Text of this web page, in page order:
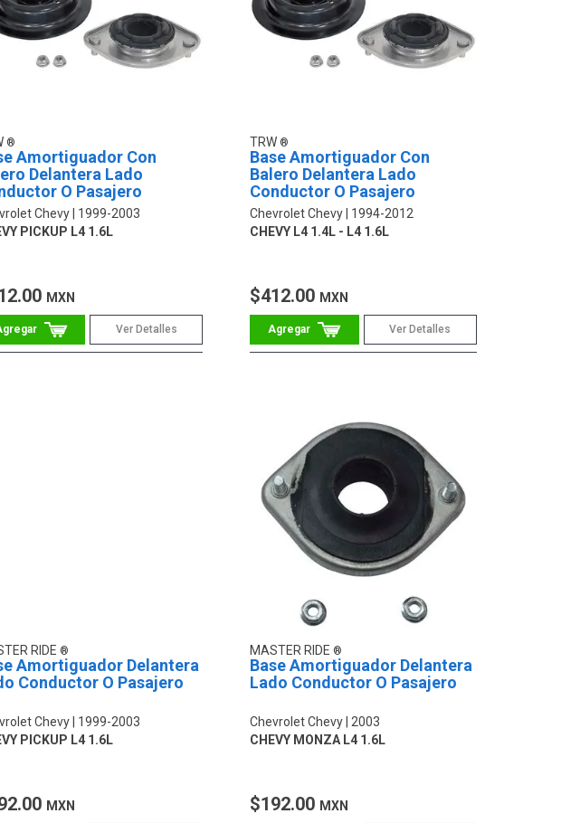
Amortiguador Con
Delantera Lado
O Pasajero
Chevy
1999-2003
PICKUP L4 1.6L
MXN
Ver Detalles
TRW
Base Amortiguador Con
Balero Delantera Lado
Conductor O Pasajero
Chevrolet Chevy
1994-2012
CHEVY L4 1.4L - L4 1.6L
$412.00 MXN
Ver Detalles
RIDE
Amortiguador Delantera
Conductor O Pasajero
Chevy
1999-2003
PICKUP L4 1.6L
MXN
MASTER RIDE
Base Amortiguador Delantera
Lado Conductor O Pasajero
Chevrolet Chevy
2003
CHEVY MONZA L4 1.6L
$192.00 MXN